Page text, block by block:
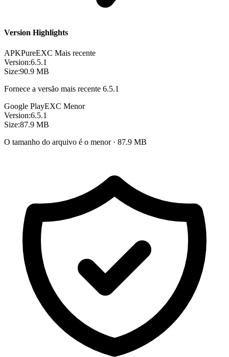
Version Highlights
APKPureEXC Mais recente
Version:6.5.1
Size:90.9 MB
Fornece a versão mais recente 6.5.1
Google PlayEXC Menor
Version:6.5.1
Size:87.9 MB
O tamanho do arquivo é o menor · 87.9 MB